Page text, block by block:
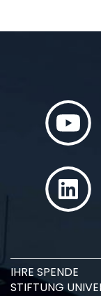
IHRE SPENDE
STIFTUNG